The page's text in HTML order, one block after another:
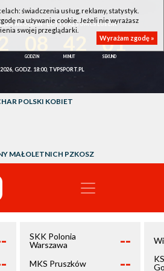
WROCŁAW - LOTTO AZS UMCS LUBLIN
01
GODZ. 18:00, TVPSPORT.PL
POLSKI KOBIET
MAŁOLETNICH PZKOSZ
SKK Polonia
Warszawa
--
MKS Pruszków --
świadczenia usług, reklamy, statystyk.
na używanie cookie. Jeżeli nie wyrażasz
swojej przeglądarki.
Wyrażam zgodę »